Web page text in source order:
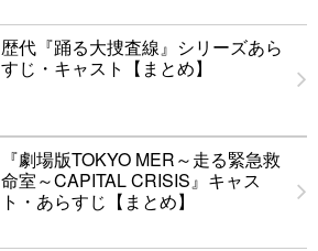
歴代『踊る大捜査線』シリーズあら
すじ・キャスト【まとめ】
『劇場版TOKYO MER～走る緊急救
命室～CAPITAL CRISIS』キャス
ト・あらすじ【まとめ】